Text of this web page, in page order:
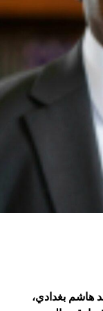
وأهميتها
تمثل قارة
مرشحة لأن تكون
وأكد أهمية
حضور القارة
والتنمية.
تقوم به
والدراسات
ناصر في دعم
المرتبطة
ودعم الحوار
هاشم بغدادي،